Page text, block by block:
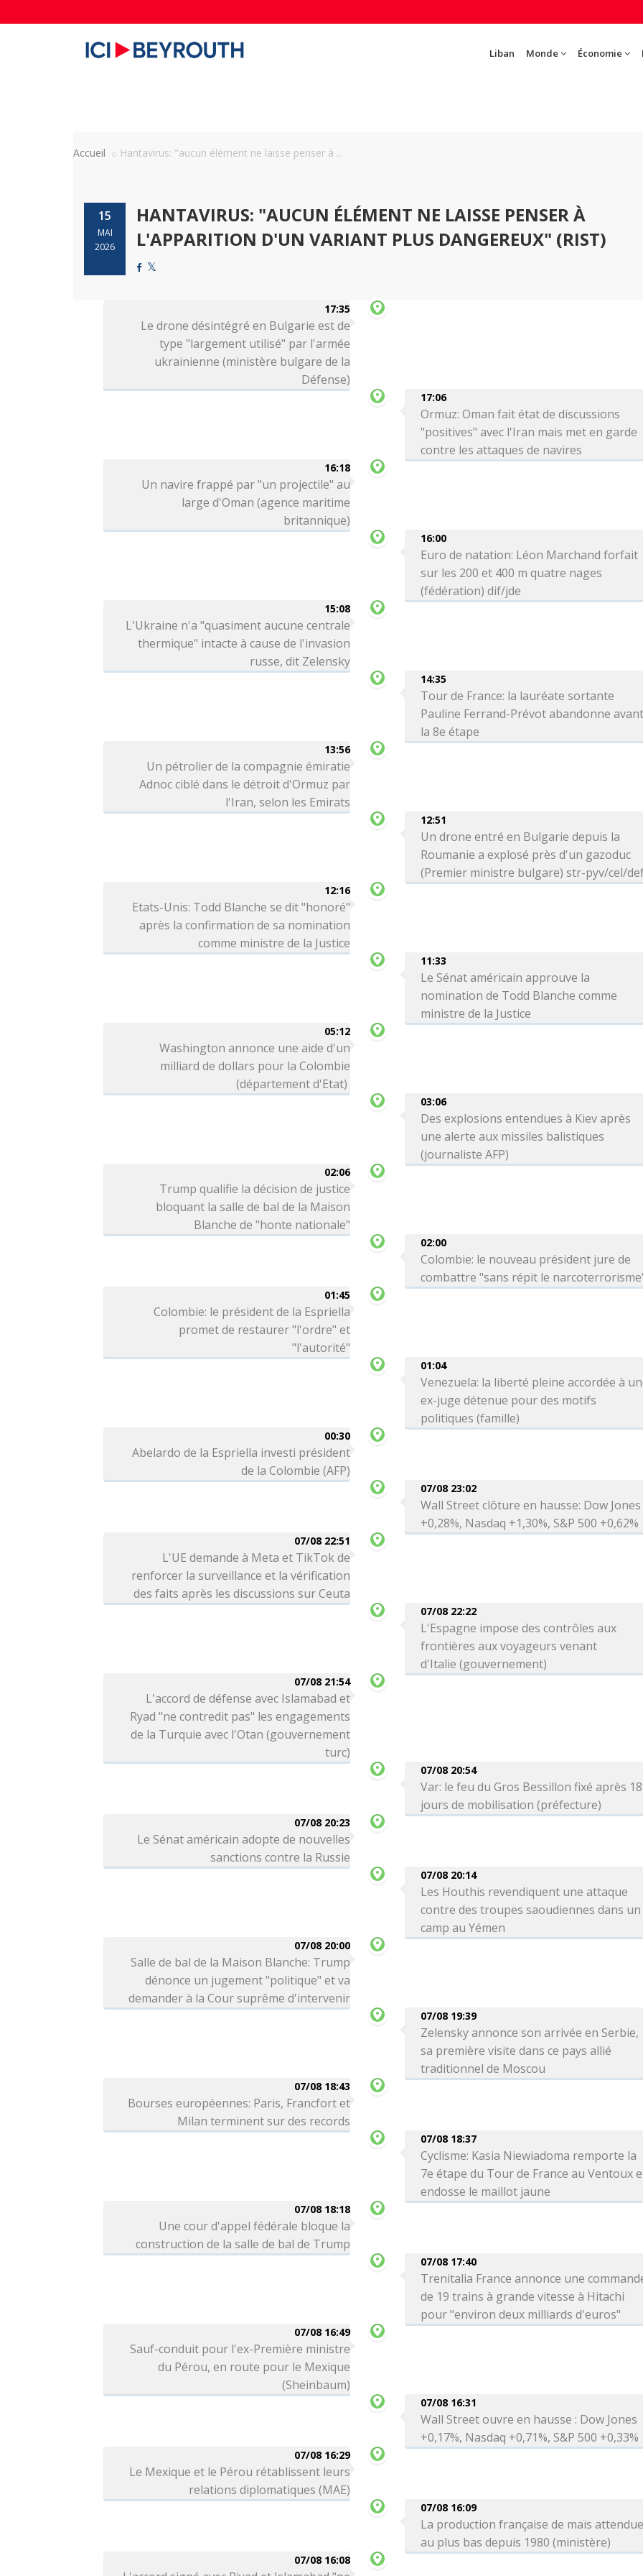
Liban Monde Économie
Accueil Hantavirus: "aucun élément ne laisse penser à ...
15
MAI
2026
HANTAVIRUS: "AUCUN ÉLÉMENT NE LAISSE PENSER À
L'APPARITION D'UN VARIANT PLUS DANGEREUX" (RIST)
17:35
Le drone désintégré en Bulgarie est de
type "largement utilisé" par l'armée
ukrainienne (ministère bulgare de la
Défense)
17:06
Ormuz: Oman fait état de discussions
"positives" avec l'Iran mais met en garde
contre les attaques de navires
16:18
Un navire frappé par "un projectile" au
large d'Oman (agence maritime
britannique)
16:00
Euro de natation: Léon Marchand forfait
sur les 200 et 400 m quatre nages
(fédération) dif/jde
15:08
L'Ukraine n'a "quasiment aucune centrale
thermique" intacte à cause de l'invasion
russe, dit Zelensky
14:35
Tour de France: la lauréate sortante
Pauline Ferrand-Prévot abandonne
la 8e étape
13:56
Un pétrolier de la compagnie émiratie
Adnoc ciblé dans le détroit d'Ormuz par
l'Iran, selon les Emirats
12:51
Un drone entré en Bulgarie depuis la
Roumanie a explosé près d'un gazoduc
(Premier ministre bulgare) str-pyv/cel/
12:16
Etats-Unis: Todd Blanche se dit "honoré"
après la confirmation de sa nomination
comme ministre de la Justice
11:33
Le Sénat américain approuve la
nomination de Todd Blanche comme
ministre de la Justice
05:12
Washington annonce une aide d'un
milliard de dollars pour la Colombie
(département d'Etat)
03:06
Des explosions entendues à Kiev après
une alerte aux missiles balistiques
(journaliste AFP)
02:06
Trump qualifie la décision de justice
bloquant la salle de bal de la Maison
Blanche de "honte nationale"
02:00
Colombie: le nouveau président jure de
combattre "sans répit le
01:45
Colombie: le président de la Espriella
promet de restaurer "l'ordre" et
"l'autorité"
01:04
Venezuela: la liberté pleine accordée à
ex-juge détenue pour des motifs
politiques (famille)
00:30
Abelardo de la Espriella investi président
de la Colombie (AFP)
07/08 23:02
Wall Street clôture en hausse: Dow Jones
+0,28%, Nasdaq +1,30%, S&P 500 +0,62%
07/08 22:51
L'UE demande à Meta et TikTok de
renforcer la surveillance et la vérification
des faits après les discussions sur Ceuta
07/08 22:22
L'Espagne impose des contrôles aux
frontières aux voyageurs venant
d'Italie (gouvernement)
07/08 21:54
L'accord de défense avec Islamabad et
Ryad "ne contredit pas" les engagements
de la Turquie avec l'Otan (gouvernement
turc)
07/08 20:54
Var: le feu du Gros Bessillon fixé après 18
jours de mobilisation (préfecture)
07/08 20:23
Le Sénat américain adopte de nouvelles
sanctions contre la Russie
07/08 20:14
Les Houthis revendiquent une attaque
contre des troupes saoudiennes dans un
camp au Yémen
07/08 20:00
Salle de bal de la Maison Blanche: Trump
dénonce un jugement "politique" et va
demander à la Cour suprême d'intervenir
07/08 19:39
Zelensky annonce son arrivée en Serbie,
sa première visite dans ce pays allié
traditionnel de Moscou
07/08 18:43
Bourses européennes: Paris, Francfort et
Milan terminent sur des records
07/08 18:37
Cyclisme: Kasia Niewiadoma remporte la
7e étape du Tour de France au Ventoux
endosse le maillot jaune
07/08 18:18
Une cour d'appel fédérale bloque la
construction de la salle de bal de Trump
07/08 17:40
Trenitalia France annonce une
de 19 trains à grande vitesse à Hitachi
pour "environ deux milliards d'euros"
07/08 16:49
Sauf-conduit pour l'ex-Première ministre
du Pérou, en route pour le Mexique
(Sheinbaum)
07/08 16:31
Wall Street ouvre en hausse : Dow Jones
+0,17%, Nasdaq +0,71%, S&P 500 +0,33%
07/08 16:29
Le Mexique et le Pérou rétablissent leurs
relations diplomatiques (MAE)
07/08 16:09
La production française de maïs
au plus bas depuis 1980 (ministère)
07/08 16:08